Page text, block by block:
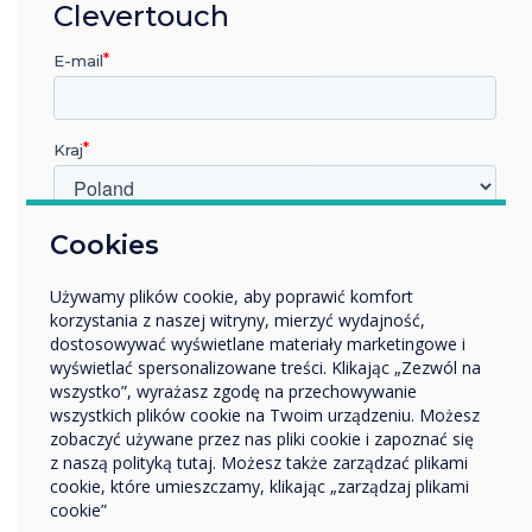
Niezależnie od tego, czy jesteś specjalistą IT, czy
nauczycielem, ten przewodnik pomoże Ci w
Cookies
Używamy plików cookie, aby poprawić komfort
korzystania z naszej witryny, mierzyć wydajność,
dostosowywać wyświetlane materiały marketingowe i
wyświetlać spersonalizowane treści. Klikając „Zezwól na
wszystko”, wyrażasz zgodę na przechowywanie
wszystkich plików cookie na Twoim urządzeniu. Możesz
zobaczyć używane przez nas pliki cookie i zapoznać się
z naszą polityką tutaj. Możesz także zarządzać plikami
cookie, które umieszczamy, klikając „zarządzaj plikami
cookie”
Clevertouch
E-mail
Kraj
W jakiej branży pracujesz?
Przedsiębiorstwo
Inne
Nazwa firmy
Chcielibyśmy się z Tobą skontaktować w sprawie
naszych produktów i usług za pośrednictwem poczty
elektronicznej, telefonu lub poczty.